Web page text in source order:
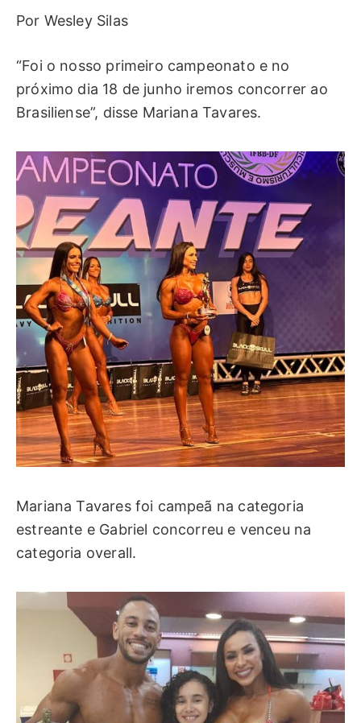
Por Wesley Silas
“Foi o nosso primeiro campeonato e no
próximo dia 18 de junho iremos concorrer ao
Brasiliense”, disse Mariana Tavares.
Mariana Tavares foi campeã na categoria
estreante e Gabriel concorreu e venceu na
categoria overall.